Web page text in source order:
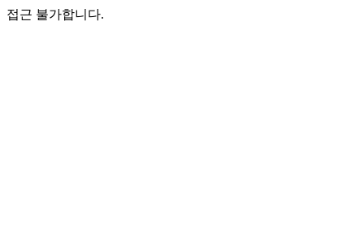
접근 불가합니다.